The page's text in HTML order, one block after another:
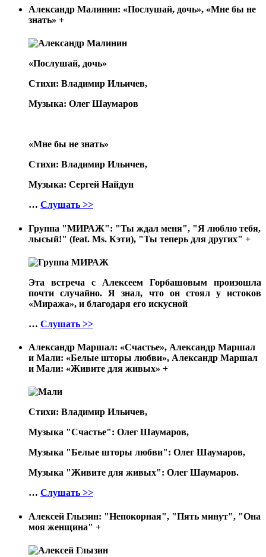
Александр Малинин: «Послушай, дочь», «Мне бы не
знать» +
«Послушай, дочь»
Стихи: Владимир Ильичев,
Музыка: Олег Шаумаров
«Мне бы не знать»
Стихи: Владимир Ильичев,
Музыка: Сергей Найдун
… Слушать >>
Группа "МИРАЖ": "Ты ждал меня", "Я люблю тебя,
лысый!" (feat. Ms. Кэти), "Ты теперь для других" +
Эта встреча с Алексеем Горбашовым произошла
почти случайно. Я знал, что он стоял у истоков
«Миража», и благодаря его искусной
… Слушать >>
Александр Маршал: «Счастье», Александр Маршал
и Мали: «Белые шторы любви», Александр Маршал
и Мали: «Живите для живых» +
Стихи: Владимир Ильичев,
Музыка "Счастье": Олег Шаумаров,
Музыка "Белые шторы любви": Олег Шаумаров,
Музыка "Живите для живых": Олег Шаумаров.
… Слушать >>
Алексей Глызин: "Непокорная", "Пять минут", "Она
моя женщина" +